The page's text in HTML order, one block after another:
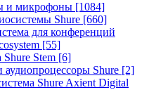
и микрофоны [1084]
Shure [660]
для конференций
[55]
Shure Stem [6]
Shure [2]
Shure Axient Digital